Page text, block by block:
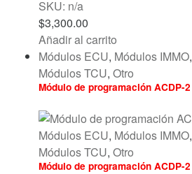
SKU: n/a
$3,300.00
Añadir al carrito
Módulos ECU, Módulos IMMO,
Módulos TCU, Otro
Módulo de programación ACDP-2
Módulos ECU, Módulos IMMO,
Módulos TCU, Otro
Módulo de programación ACDP-2